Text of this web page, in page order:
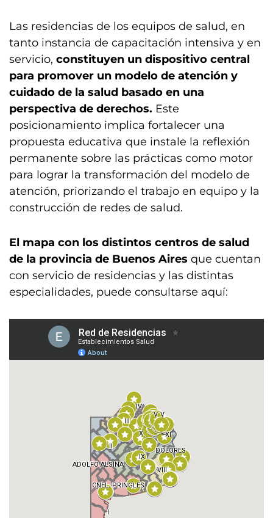
Las residencias de los equipos de salud, en
tanto instancia de capacitación intensiva y en
servicio, constituyen un dispositivo central
para promover un modelo de atención y
cuidado de la salud basado en una
perspectiva de derechos. Este
posicionamiento implica fortalecer una
propuesta educativa que instale la reflexión
permanente sobre las prácticas como motor
para lograr la transformación del modelo de
atención, priorizando el trabajo en equipo y la
construcción de redes de salud.
El mapa con los distintos centros de salud
de la provincia de Buenos Aires que cuentan
con servicio de residencias y las distintas
especialidades, puede consultarse aquí: